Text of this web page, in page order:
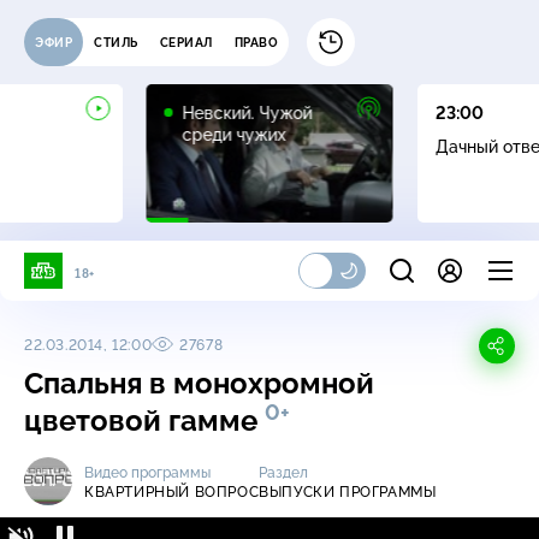
ЭФИР СТИЛЬ СЕРИАЛ ПРАВО
Невский. Чужой
среди чужих
16+
23:00
Дачный
18+
22.03.2014, 12:00 27678
Спальня в монохромной
цветовой гамме 0+
Видео программы
КВАРТИРНЫЙ ВОПРОС
Раздел
ВЫПУСКИ ПРОГРАММЫ